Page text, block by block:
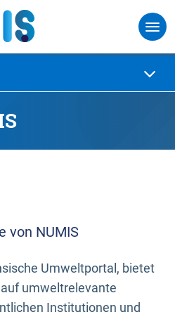
von NUMIS
Umweltportal, bietet
umweltrelevante
Institutionen und